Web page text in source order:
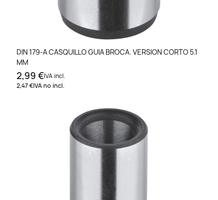
DIN 179-A CASQUILLO GUIA BROCA. VERSION CORTO 5.1
MM
2,99 €IVA incl.
2,47 €IVA no incl.